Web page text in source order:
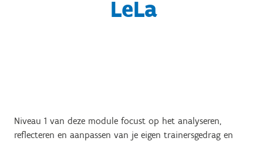
LeLa
Niveau 1 van deze module focust op het analyseren,
reflecteren en aanpassen van je eigen trainersgedrag en